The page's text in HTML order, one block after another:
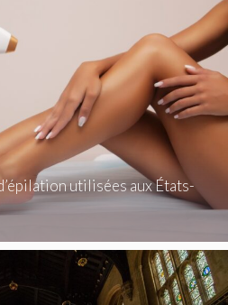
utilisées aux États-